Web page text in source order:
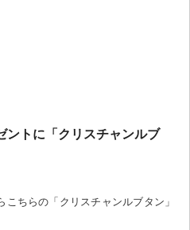
ントに「クリスチャンルブ
ちらの「クリスチャンルブタン」